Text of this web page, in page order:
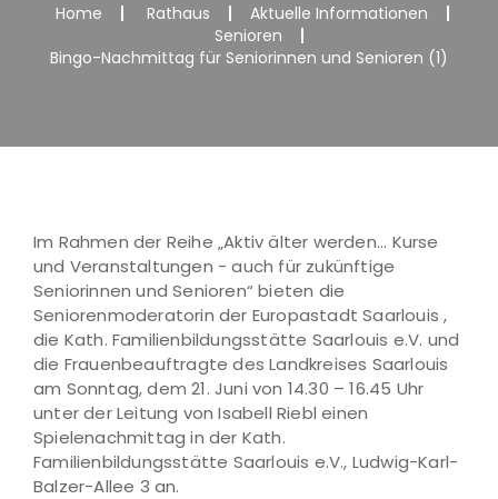
Home Rathaus
Aktuelle Informationen
Senioren
Bingo-Nachmittag für Seniorinnen und Senioren (1)
Im Rahmen der Reihe „Aktiv älter werden... Kurse
und Veranstaltungen - auch für zukünftige
Seniorinnen und Senioren“ bieten die
Seniorenmoderatorin der Europastadt Saarlouis ,
die Kath. Familienbildungsstätte Saarlouis e.V. und
die Frauenbeauftragte des Landkreises Saarlouis
am Sonntag, dem 21. Juni von 14.30 – 16.45 Uhr
unter der Leitung von Isabell Riebl einen
Spielenachmittag in der Kath.
Familienbildungsstätte Saarlouis e.V., Ludwig-Karl-
Balzer-Allee 3 an.